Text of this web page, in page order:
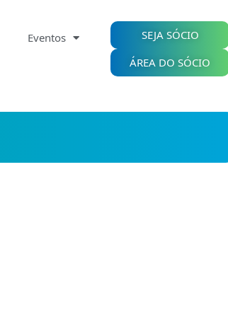
Eventos
SEJA SÓCIO
ÁREA DO SÓCIO